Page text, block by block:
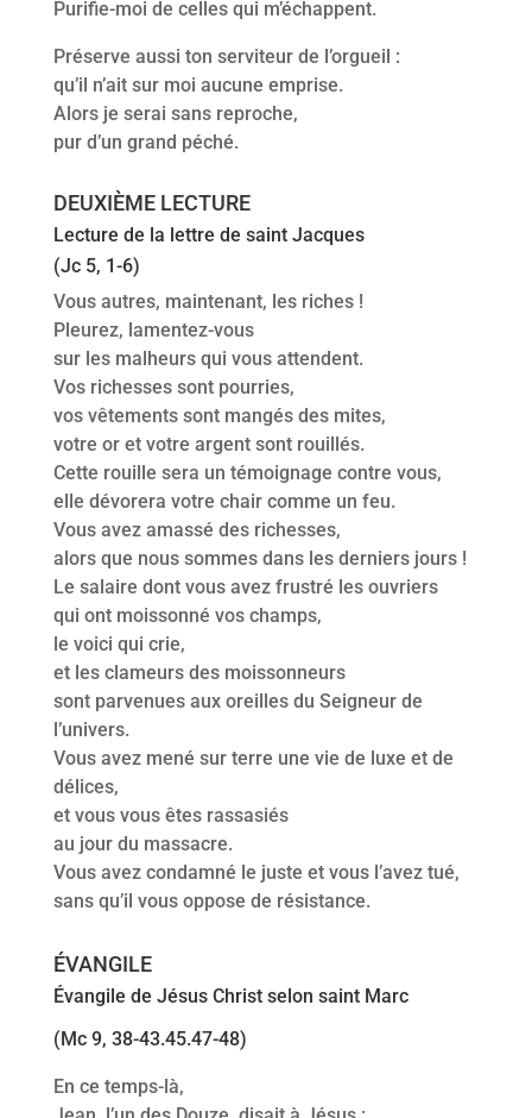
Purifie-moi de celles qui m’échappent.
Préserve aussi ton serviteur de l’orgueil :
qu’il n’ait sur moi aucune emprise.
Alors je serai sans reproche,
pur d’un grand péché.
DEUXIÈME LECTURE
Lecture de la lettre de saint Jacques
(Jc 5, 1-6)
Vous autres, maintenant, les riches !
Pleurez, lamentez-vous
sur les malheurs qui vous attendent.
Vos richesses sont pourries,
vos vêtements sont mangés des mites,
votre or et votre argent sont rouillés.
Cette rouille sera un témoignage contre vous,
elle dévorera votre chair comme un feu.
Vous avez amassé des richesses,
alors que nous sommes dans les derniers jours !
Le salaire dont vous avez frustré les ouvriers
qui ont moissonné vos champs,
le voici qui crie,
et les clameurs des moissonneurs
sont parvenues aux oreilles du Seigneur de
l’univers.
Vous avez mené sur terre une vie de luxe et de
délices,
et vous vous êtes rassasiés
au jour du massacre.
Vous avez condamné le juste et vous l’avez tué,
sans qu’il vous oppose de résistance.
ÉVANGILE
Évangile de Jésus Christ selon saint Marc
(Mc 9, 38-43.45.47-48)
En ce temps-là,